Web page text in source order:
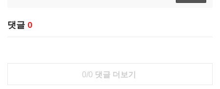
댓글 0
0/0 댓글 더보기